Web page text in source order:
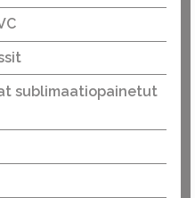
sublimaatiopainetut